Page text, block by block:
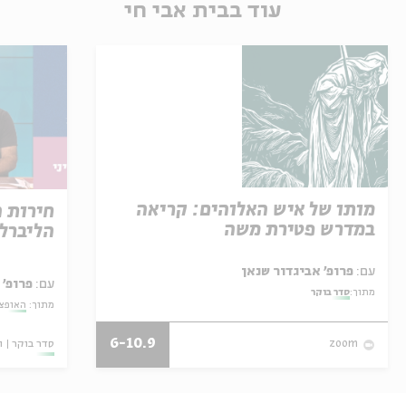
עוד בבית אבי חי
מותו של איש האלוהים: קריאה
במדרש פטירת משה
עם:
מתוך:סדר בוקר
zoom
6-10.9
עם: פרופ'
מתוך:
סדר בוקר